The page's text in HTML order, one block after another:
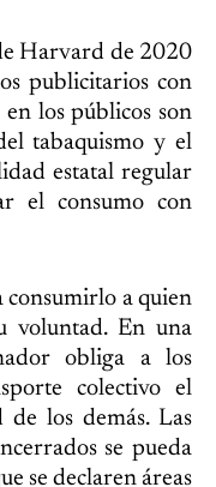
Harvard de 2020
publicitarios con
los públicos son
tabaquismo y el
estatal regular
el consumo con
consumirlo a quien
voluntad. En una
obliga a los
colectivo el
los demás. Las
se pueda
se declaren áreas